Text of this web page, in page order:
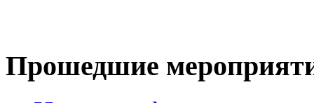
Прошедшие